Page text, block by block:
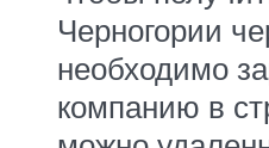
Черногории
необходимо
компанию в